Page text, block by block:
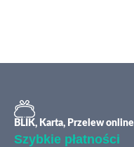
BLIK, Karta, Przelew online
Szybkie płatności